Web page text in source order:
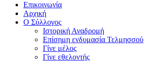
Επικοινωνία
Αρχική
Ο Σύλλογος
Ιστορική Αναδρομή
Επίσημη ενδυμασία Τελμησσού
Γίνε μέλος
Γίνε εθελοντής